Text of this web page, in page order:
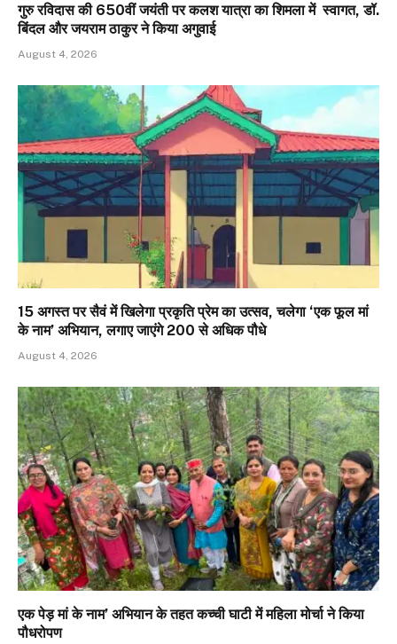
गुरु रविदास की 650वीं जयंती पर कलश यात्रा का शिमला में स्वागत, डॉ.
बिंदल और जयराम ठाकुर ने किया अगुवाई
August 4, 2026
15 अगस्त पर सैवं में खिलेगा प्रकृति प्रेम का उत्सव, चलेगा ‘एक फूल मां
के नाम’ अभियान, लगाए जाएंगे 200 से अधिक पौधे
August 4, 2026
एक पेड़ मां के नाम’ अभियान के तहत कच्ची घाटी में महिला मोर्चा ने किया
पौधरोपण